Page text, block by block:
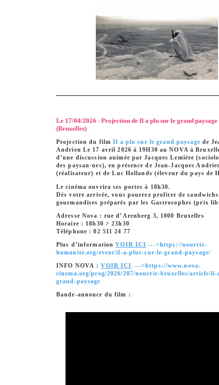
Le 17/04/2026 - Projection de Il a plu sur le grand paysage
(Bruxelles)
Projection du film Il a plu sur le grand paysage de
Andrien Le 17 avril 2026 à 19H30 au NOVA à
d’une discussion animée par Jacques Lemière
des paysan·nes), en présence de Jean-Jacques
(réalisateur) et de Luc Hollands (éleveur du pays de
Le cinéma ouvrira ses portes à 18h30.
Dès votre arrivée, vous pourrez profiter de
gourmandises préparés par les Gastrosophes (prix
Adresse Nova : rue d’Arenberg 3, 1000 Bruxelles
Horaire : 18h30 > 23h30
Téléphone : 02 511 24 77
Plus d’informationVOIR ICI --->https://nourrir-
humanite.org/event/il-a-plus-sur-le-grand-paysage/
INFO NOVA :VOIR ICI --->https://www.nova-
cinema.org/prog/2026/207/nourrir-bruxelles/article/
grand-paysage
Bande-annonce du film :